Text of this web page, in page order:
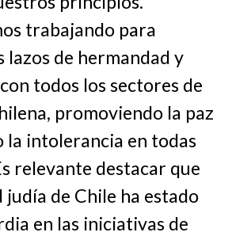
trabajando para
de hermandad y
todos los sectores de
promoviendo la paz
la intolerancia en todas
relevante destacar que
judía de Chile ha estado
en las iniciativas de